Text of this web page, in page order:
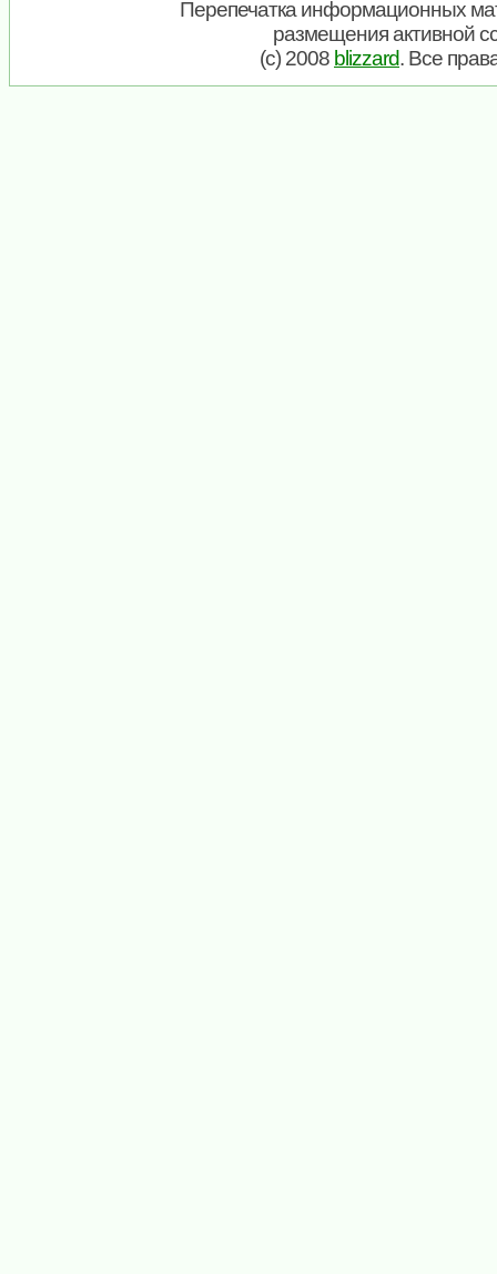
Перепечатка информационных
размещения активной
(c) 2008 blizzard. Все